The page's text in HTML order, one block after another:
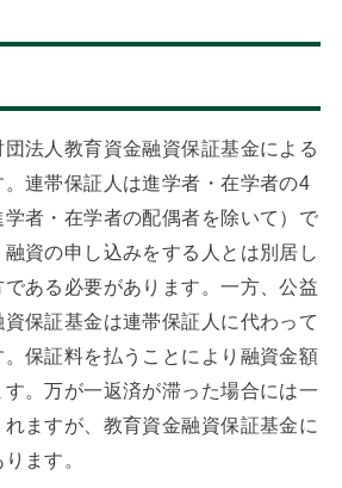
法人教育資金融資保証基金による
連帯保証人は進学者・在学者の4
者・在学者の配偶者を除いて）で
資の申し込みをする人とは別居し
ある必要があります。一方、公益
保証基金は連帯保証人に代わって
保証料を払うことにより融資金額
。万が一返済が滞った場合には一
ますが、教育資金融資保証基金に
ます。